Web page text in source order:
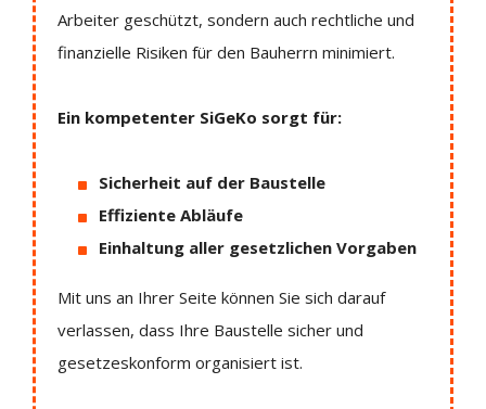
Arbeiter geschützt, sondern auch rechtliche und
finanzielle Risiken für den Bauherrn minimiert.
Ein kompetenter SiGeKo sorgt für:
Sicherheit auf der Baustelle
Effiziente Abläufe
Einhaltung aller gesetzlichen Vorgaben
Mit uns an Ihrer Seite können Sie sich darauf
verlassen, dass Ihre Baustelle sicher und
gesetzeskonform organisiert ist.